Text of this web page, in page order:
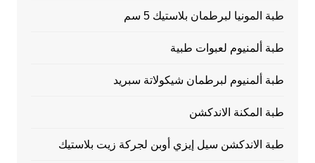
طبة المونيا لبرطمان بلاستيك 5 سم
طبة ألمنيوم لعبوات طبية
طبة ألمنيوم لبرطمان شيكولاتة سبريد
طبة المكنة الاندكشن
طبة الاندكشن سيل إيزي أوبن لجركة زيت بلاستيك